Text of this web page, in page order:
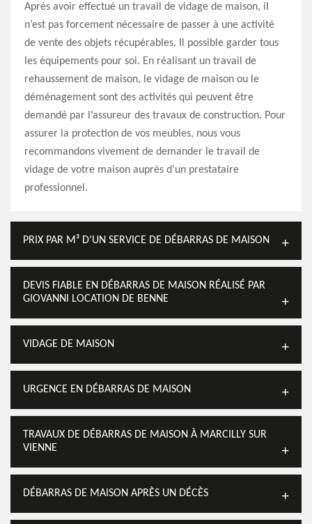
Après avoir effectué un travail de vidage de maison, il
n’est pas forcement nécessaire de passer à une activité
de vente des objets récupérables. Il possible garder tous
les équipements pour soi. En réalisant un travail de
rehaussement de maison, le vidage de maison ou le
déménagement sont des activités qui peuvent être
demandé par l’assureur des travaux de construction. Pour
assurer la protection de vos meubles, nous vous
recommandons vivement de demander le travail de
vidage de votre maison auprès d’un prestataire
professionnel.
PRIX PAR M³ D’UN SERVICE DE DÉBARRAS DE MAISON
DEVIS FIABLE EN DÉBARRAS DE MAISON RÉALISÉ PAR
GIOVANNI LOCATION DE BENNE
VIDAGE DE MAISON
URGENCE EN DÉBARRAS DE MAISON
TRAVAUX DE DÉBARRAS DE MAISON À MARCILLY SUR
VIENNE
DÉBARRAS DE MAISON APRÈS UN DÉCÈS